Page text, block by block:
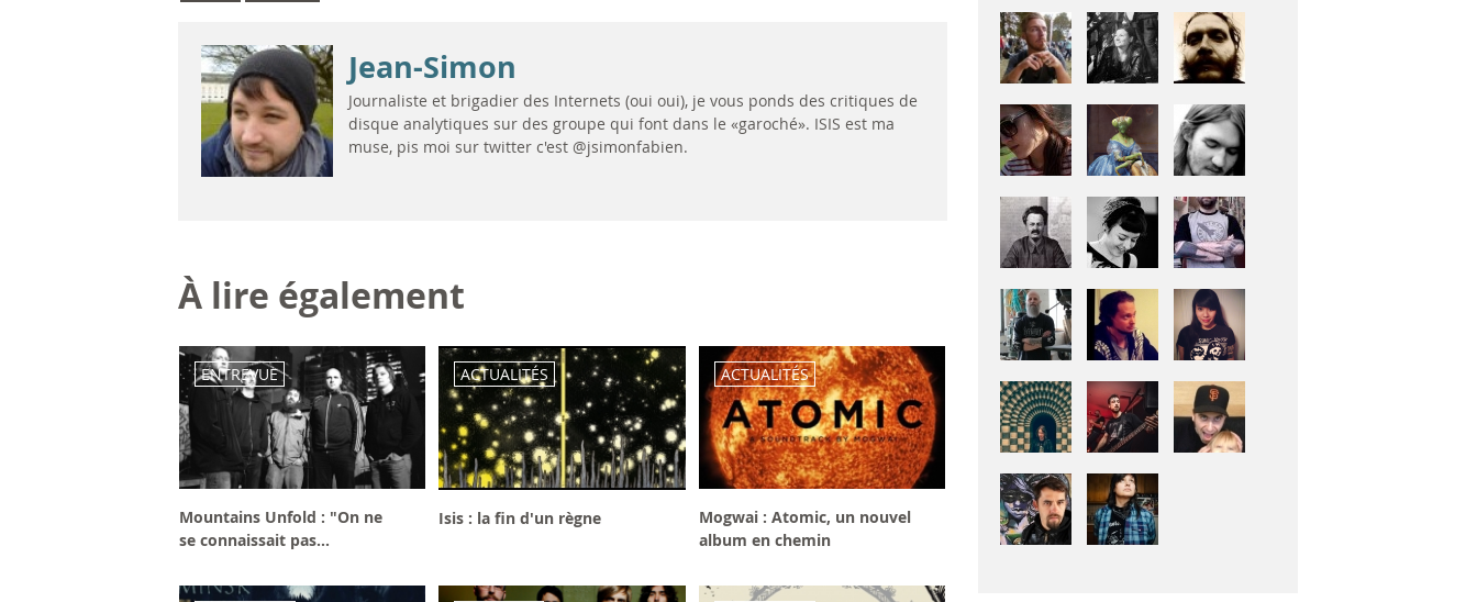
Jean-Simon
Journaliste et brigadier des Internets (oui oui), je vous ponds des critiques de
disque analytiques sur des groupe qui font dans le «garoché». ISIS est ma
muse, pis moi sur twitter c'est @jsimonfabien.
À lire également
ENTREVUE
Mountains Unfold : "On ne
se connaissait pas...
ACTUALITÉS
Isis : la fin d'un règne
ACTUALITÉS
Mogwai : Atomic, un nouvel
album en chemin